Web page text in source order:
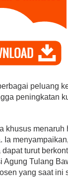
peluang
peningkatan
khusus
Ia
turut
Agung Tulang
yang saat ini